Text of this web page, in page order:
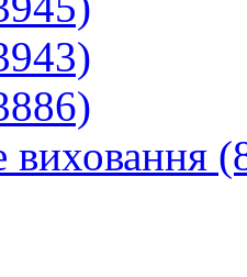
виховання